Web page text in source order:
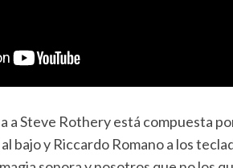
a Steve Rothery está compuesta
bajo y Riccardo Romano a los